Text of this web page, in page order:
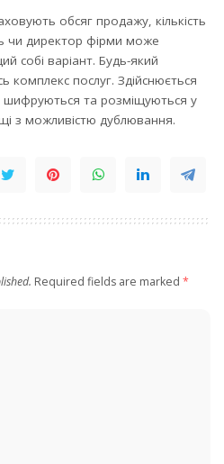
обсяг продажу, кількість
чи директор фірми може
собі варіант. Будь-який
комплекс послуг. Здійснюється
шифруються та розміщуються у
з можливістю дублювання.
Required fields are marked *